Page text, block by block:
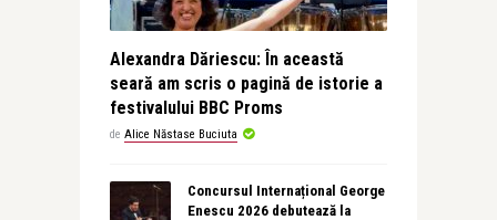
Alexandra Dăriescu: În această
seară am scris o pagină de istorie a
festivalului BBC Proms
de Alice Năstase Buciuta
Concursul Internațional George
Enescu 2026 debutează la